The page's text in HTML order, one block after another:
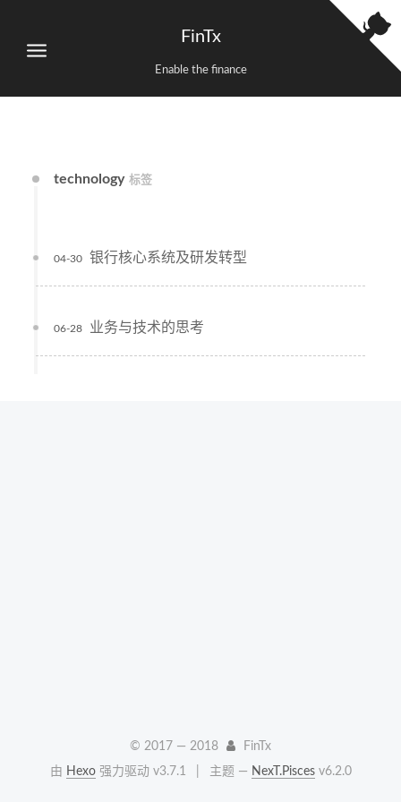
FinTx
Enable the finance
technology 标签
银行核心系统及研发转型
04-30
业务与技术的思考
06-28
© 2017 — 2018
FinTx
由 Hexo强力驱动 v3.7.1 主题 — NexT.Piscesv6.2.0